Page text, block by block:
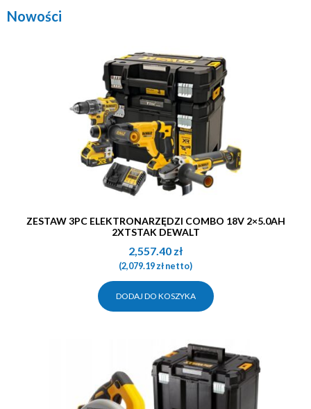
Nowości
ZESTAW 3PC ELEKTRONARZĘDZI COMBO 18V 2×5.0AH
2XTSTAK DEWALT
2,557.40 zł
(2,079.19złnetto)
DODAJ DO KOSZYKA